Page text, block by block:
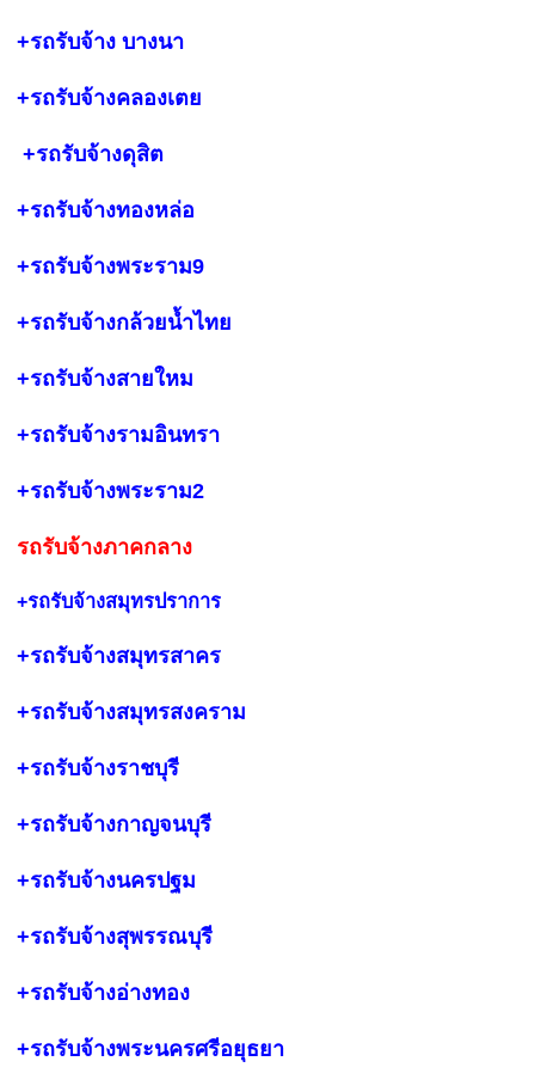
+รถรับจ้างบางนา
+รถรับจ้างคลองเตย
+รถรับจ้างดุสิต
+รถรับจ้างทองหล่อ
+รถรับจ้างพระราม9
+รถรับจ้างกล้วยน้ำไทย
+รถรับจ้างสายใหม
+รถรับจ้างรามอินทรา
+รถรับจ้างพระราม2
รถรับจ้างภาคกลาง
+รถรับจ้างสมุทรปราการ
+รถรับจ้างสมุทรสาคร
+รถรับจ้างสมุทรสงคราม
+รถรับจ้างราชบุรี
+รถรับจ้างกาญจนบุรี
+รถรับจ้างนครปฐม
+รถรับจ้างสุพรรณบุรี
+รถรับจ้างอ่างทอง
+รถรับจ้างพระนครศรีอยุธยา